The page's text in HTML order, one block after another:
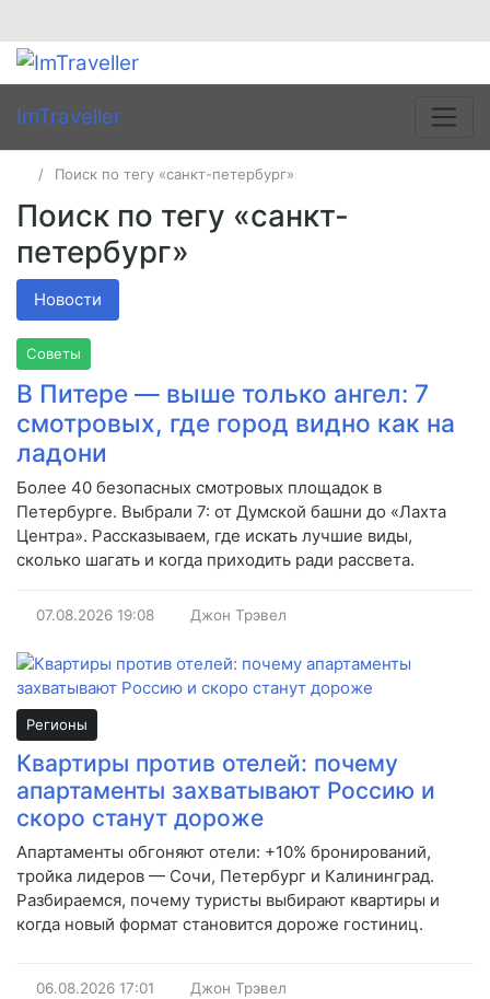
ImTraveller
Поиск по тегу «санкт-петербург»
Поиск по тегу «санкт-
петербург»
Новости
Советы
В Питере — выше только ангел: 7
смотровых, где город видно как на
ладони
Более 40 безопасных смотровых площадок в
Петербурге. Выбрали 7: от Думской башни до «Лахта
Центра». Рассказываем, где искать лучшие виды,
сколько шагать и когда приходить ради рассвета.
07.08.2026 19:08 Джон Трэвел
Регионы
Квартиры против отелей: почему
апартаменты захватывают Россию и
скоро станут дороже
Апартаменты обгоняют отели: +10% бронирований,
тройка лидеров — Сочи, Петербург и Калининград.
Разбираемся, почему туристы выбирают квартиры и
когда новый формат становится дороже гостиниц.
06.08.2026 17:01 Джон Трэвел